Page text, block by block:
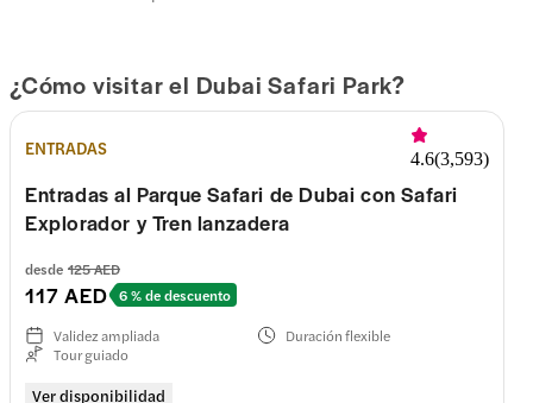
¿Cómo visitar el Dubai Safari Park?
ENTRADAS 4.6(3,593)
Entradas al Parque Safari de Dubai con Safari
Explorador y Tren lanzadera
desde 125 AED
117 AED 6 % de descuento
Ver disponibilidad
Validez ampliada
Duración flexible
Tour guiado